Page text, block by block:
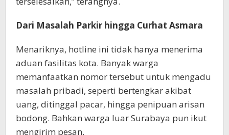
Dari Masalah Parkir hingga Curhat Asmara
Menariknya, hotline ini tidak hanya menerima
aduan fasilitas kota. Banyak warga
memanfaatkan nomor tersebut untuk mengadu
masalah pribadi, seperti bertengkar akibat
uang, ditinggal pacar, hingga penipuan arisan
bodong. Bahkan warga luar Surabaya pun ikut
mengirim pesan.